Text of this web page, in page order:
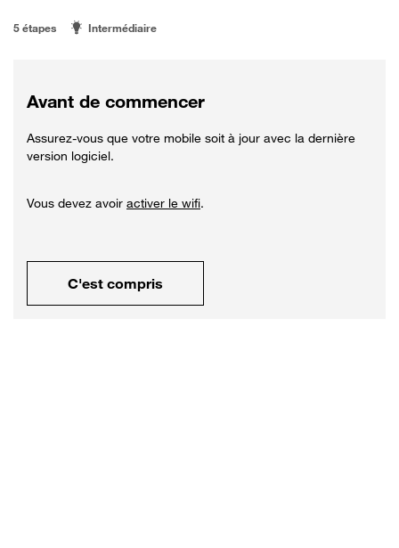
5 étapes Intermédiaire
Avant de commencer
Assurez-vous que votre mobile soit à jour avec la dernière
version logiciel.
Vous devez avoir activer le wifi.
C'est compris